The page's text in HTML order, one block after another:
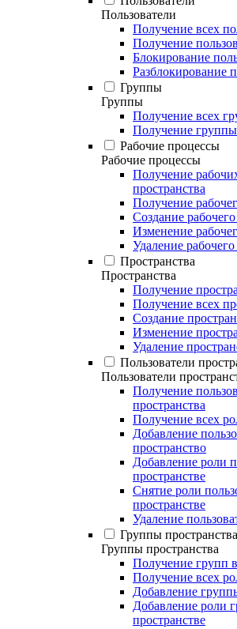
Пользователи
Получение всех
Получение
Блокирование
Разблокирование
Группы
Группы
Получение всех
Получение группы
Рабочие процессы
Рабочие процессы
Получение
пространства
Получение
Создание
Изменение
Удаление
Пространства
Пространства
Получение
Получение всех
Создание
Изменение
Удаление
Пользователи
Пользователи
Получение
пространства
Получение всех
Добавление
пространство
Добавление роли
пространстве
Снятие роли
пространстве
Удаление
Группы пространства
Группы пространства
Получение групп
Получение всех
Добавление
Добавление роли
пространстве